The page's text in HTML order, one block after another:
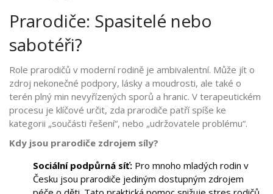
Prarodiče: Spasitelé nebo
sabotéři?
Role prarodičů v moderní rodině je ambivalentní. Může jít o
zdroj nekonečné podpory, lásky a moudrosti, ale také o
terén plný min nevyřízených sporů a hranic. V terapeutickém
procesu je klíčové určit, zda prarodiče patří spíše ke
kategorii „součásti řešení“, nebo „udržovatele problému“.
Kdy jsou prarodiče zdrojem síly?
Sociální podpůrná síť: Pro mnoho mladých rodin v
Česku jsou prarodiče jediným dostupným zdrojem